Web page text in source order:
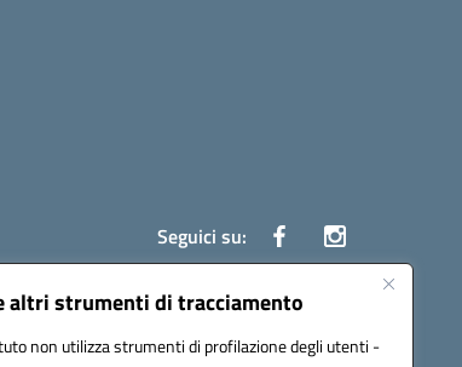
altri strumenti di tracciamento
non utilizza strumenti di profilazione degli utenti -
Seguici su: